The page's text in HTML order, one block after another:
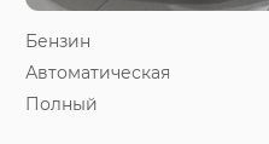
Бензин
Автоматическая
Полный